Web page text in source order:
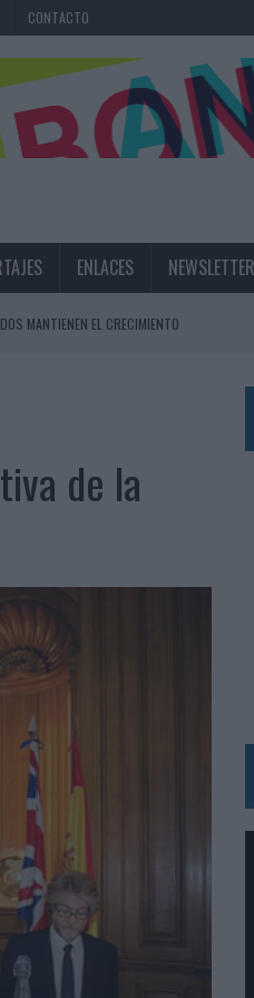
CONTACTO
ENLACES NEWSLETTER
MANTIENEN EL CRECIMIENTO
Y ECONÓMICOS
DOS CARAS DE LA MISMA
de la